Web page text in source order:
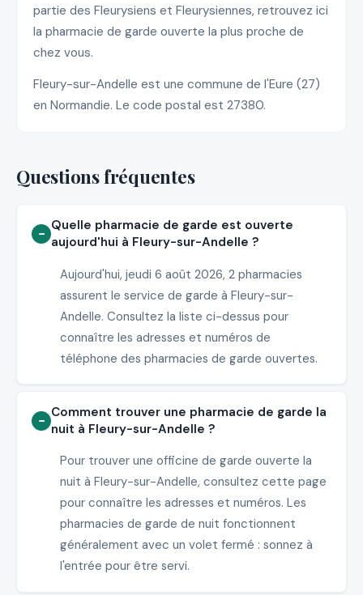
partie des Fleurysiens et Fleurysiennes, retrouvez ici
la pharmacie de garde ouverte la plus proche de
chez vous.
Fleury-sur-Andelle est une commune de l'Eure (27)
en Normandie. Le code postal est 27380.
Questions fréquentes
Quelle pharmacie de garde est ouverte
aujourd'hui à Fleury-sur-Andelle ?
Aujourd'hui, jeudi 6 août 2026, 2 pharmacies
assurent le service de garde à Fleury-sur-
Andelle. Consultez la liste ci-dessus pour
connaître les adresses et numéros de
téléphone des pharmacies de garde ouvertes.
Comment trouver une pharmacie de garde la
nuit à Fleury-sur-Andelle ?
Pour trouver une officine de garde ouverte la
nuit à Fleury-sur-Andelle, consultez cette page
pour connaître les adresses et numéros. Les
pharmacies de garde de nuit fonctionnent
généralement avec un volet fermé : sonnez à
l'entrée pour être servi.